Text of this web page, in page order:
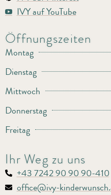
IVY auf YouTube
Öffnungszeiten
Montag
Dienstag
Mittwoch
Donnerstag
Freitag
Ihr Weg zu uns
+43 7242 90 90 90-410
office@ivy-